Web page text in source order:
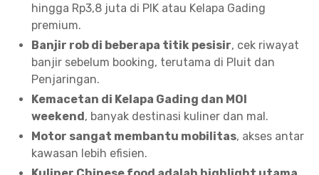
hingga Rp3,8 juta di PIK atau Kelapa Gading
premium.
Banjir rob di beberapa titik pesisir, cek riwayat
banjir sebelum booking, terutama di Pluit dan
Penjaringan.
Kemacetan di Kelapa Gading dan MOI
weekend, banyak destinasi kuliner dan mal.
Motor sangat membantu mobilitas, akses antar
kawasan lebih efisien.